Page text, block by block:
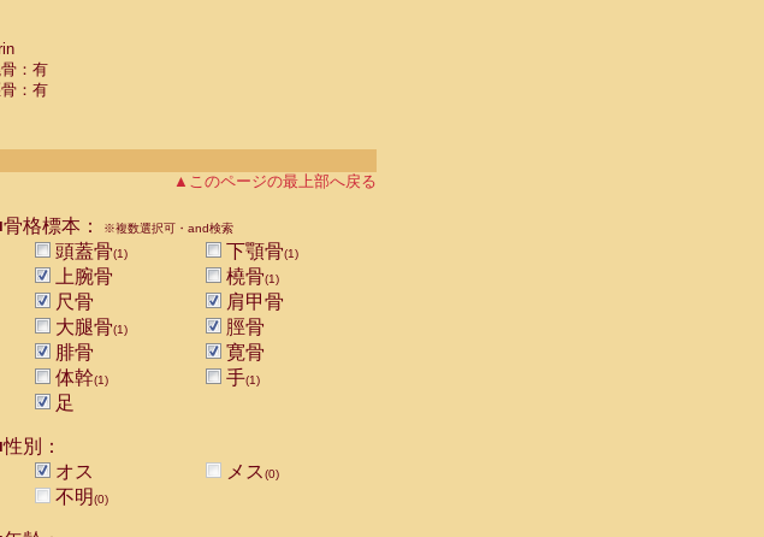
：有
骨：有
▲このページの最上部へ戻る
格標本： ※複数選択可・and検索
頭蓋骨(1) 下顎骨(1)
上腕骨 橈骨(1)
尺骨
肩甲骨
大腿骨(1)
脛骨
腓骨
寛骨
体幹(1) 手(1)
足
別：
オス
メス(0)
不明(0)